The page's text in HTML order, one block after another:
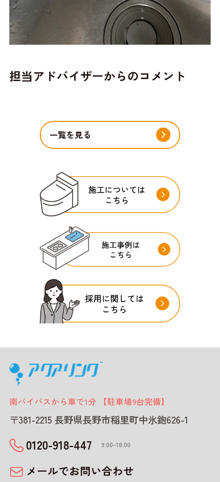
担当アドバイザーからのコメント
一覧を見る
南バイパスから車で1分 【駐車場9台完備】
〒381-2215 長野県長野市稲里町中氷鉋626-1
0120-918-447 9:00~18:00
メールでお問い合わせ